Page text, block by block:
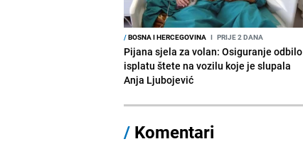
/BOSNA I HERCEGOVINA I PRIJE 2 DANA
Pijana sjela za volan: Osiguranje odbilo
isplatu štete na vozilu koje je slupala
Anja Ljubojević
/ Komentari